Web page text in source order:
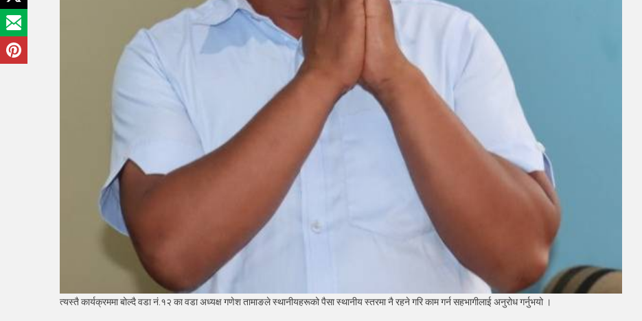
त्यस्तै कार्यक्रममा बोल्दै वडा नं.१२ का वडा अध्यक्ष गणेश तामाङले स्थानीयहरूको पैसा स्थानीय स्तरमा नै रहने गरि काम गर्न सहभागीलाई अनुरोध गर्नुभयो ।